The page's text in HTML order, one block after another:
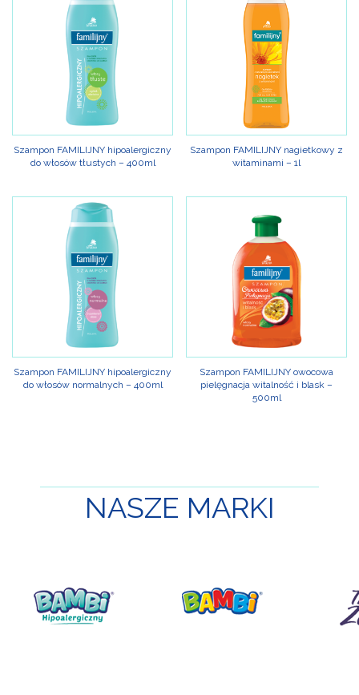
Szampon FAMILIJNY hipoalergiczny
do włosów tłustych – 400ml
Szampon FAMILIJNY nagietkowy z
witaminami – 1l
Szampon FAMILIJNY hipoalergiczny
do włosów normalnych – 400ml
Szampon FAMILIJNY owocowa
pielęgnacja witalność i blask –
500ml
NASZE MARKI